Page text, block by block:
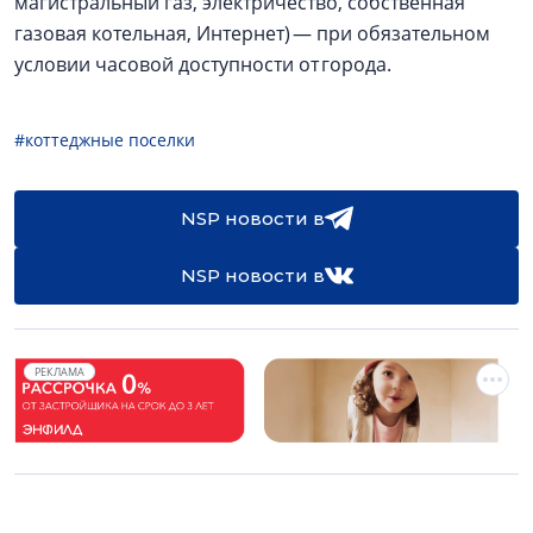
газовая котельная, Интернет) — при обязательном
условии часовой доступности от города.
#коттеджные поселки
NSP новости в
NSP новости в
РЕКЛАМА